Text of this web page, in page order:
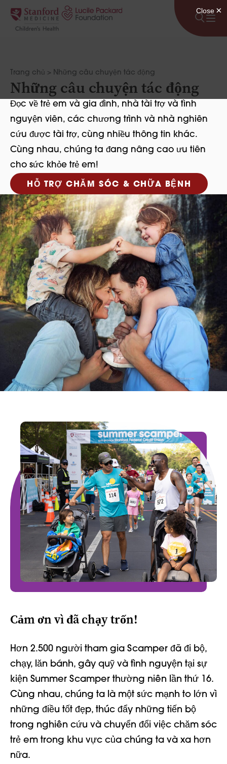
Bỏ qua nội dung
Trang chủ > Những câu chuyện tác động
Những câu chuyện tác động
Đọc về trẻ em và gia đình, nhà tài trợ và tình
nguyện viên, các chương trình và nhà nghiên
cứu được tài trợ, cùng nhiều thông tin khác.
Cùng nhau, chúng ta đang nâng cao ưu tiên
cho sức khỏe trẻ em!
HỖ TRỢ CHĂM SÓC & CHỮA BỆNH
Cảm ơn vì đã chạy trốn!
Hơn 2.500 người tham gia Scamper đã đi bộ,
chạy, lăn bánh, gây quỹ và tình nguyện tại sự
kiện Summer Scamper thường niên lần thứ 16.
Cùng nhau, chúng ta là một sức mạnh to lớn vì
những điều tốt đẹp, thúc đẩy những tiến bộ
trong nghiên cứu và chuyển đổi việc chăm sóc
trẻ em trong khu vực của chúng ta và xa hơn
nữa.